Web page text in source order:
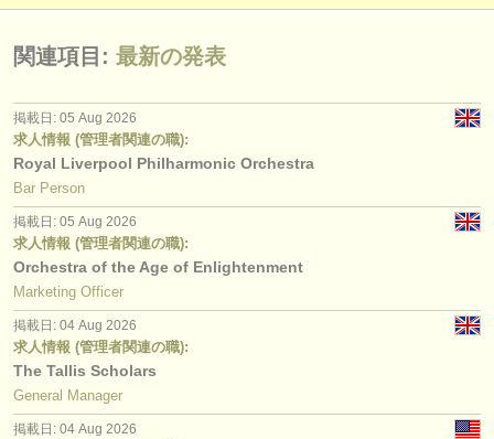
関連項目: 最新の発表
掲載日: 05 Aug 2026
求人情報 (管理者関連の職):
Royal Liverpool Philharmonic Orchestra
Bar Person
掲載日: 05 Aug 2026
求人情報 (管理者関連の職):
Orchestra of the Age of Enlightenment
Marketing Officer
掲載日: 04 Aug 2026
求人情報 (管理者関連の職):
The Tallis Scholars
General Manager
掲載日: 04 Aug 2026